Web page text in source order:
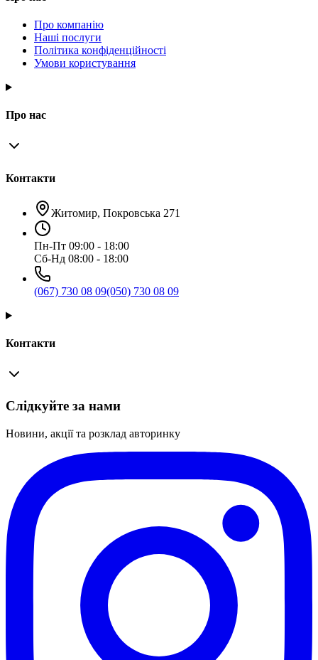
Про компанію
Наші послуги
Політика конфіденційності
Умови користування
Про нас
Контакти
Житомир, Покровська 271
Пн-Пт 09:00 - 18:00
Сб-Нд 08:00 - 18:00
(067) 730 08 09(050) 730 08 09
Контакти
Слідкуйте за нами
Новини, акції та розклад авторинку